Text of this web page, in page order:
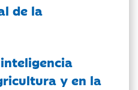
de la
y en la